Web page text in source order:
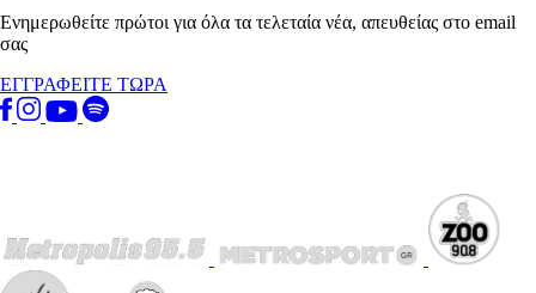
Ενημερωθείτε πρώτοι για όλα τα τελεταία νέα, απευθείας στο email
σας
ΕΓΓΡΑΦΕΙΤΕ ΤΩΡΑ